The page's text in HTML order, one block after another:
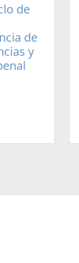
de
de
y